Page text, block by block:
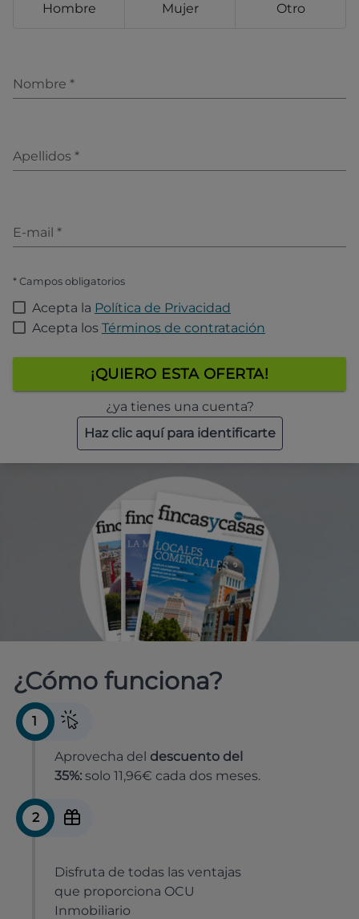
Hombre Mujer Otro
Nombre *
Apellidos *
E-mail *
* Campos obligatorios
Acepta la Política de Privacidad
Acepta los Términos de contratación
¡QUIERO ESTA OFERTA!
¿ya tienes una cuenta?
Haz clic aquí para identificarte
¿Cómo funciona?
1
Aprovecha del descuento del
35%: solo 11,96€ cada dos meses.
2
Disfruta de todas las ventajas
que proporciona OCU
Inmobiliario